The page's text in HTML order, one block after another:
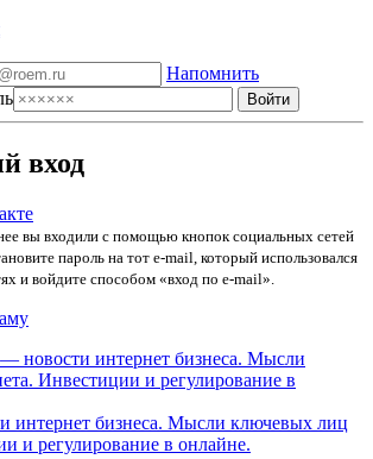
Напомнить
вход
вы входили с помощью кнопок социальных сетей
пароль на тот e-mail, который использовался
и войдите способом «вход по e-mail».
интернет бизнеса. Мысли ключевых лиц
и регулирование в онлайне.